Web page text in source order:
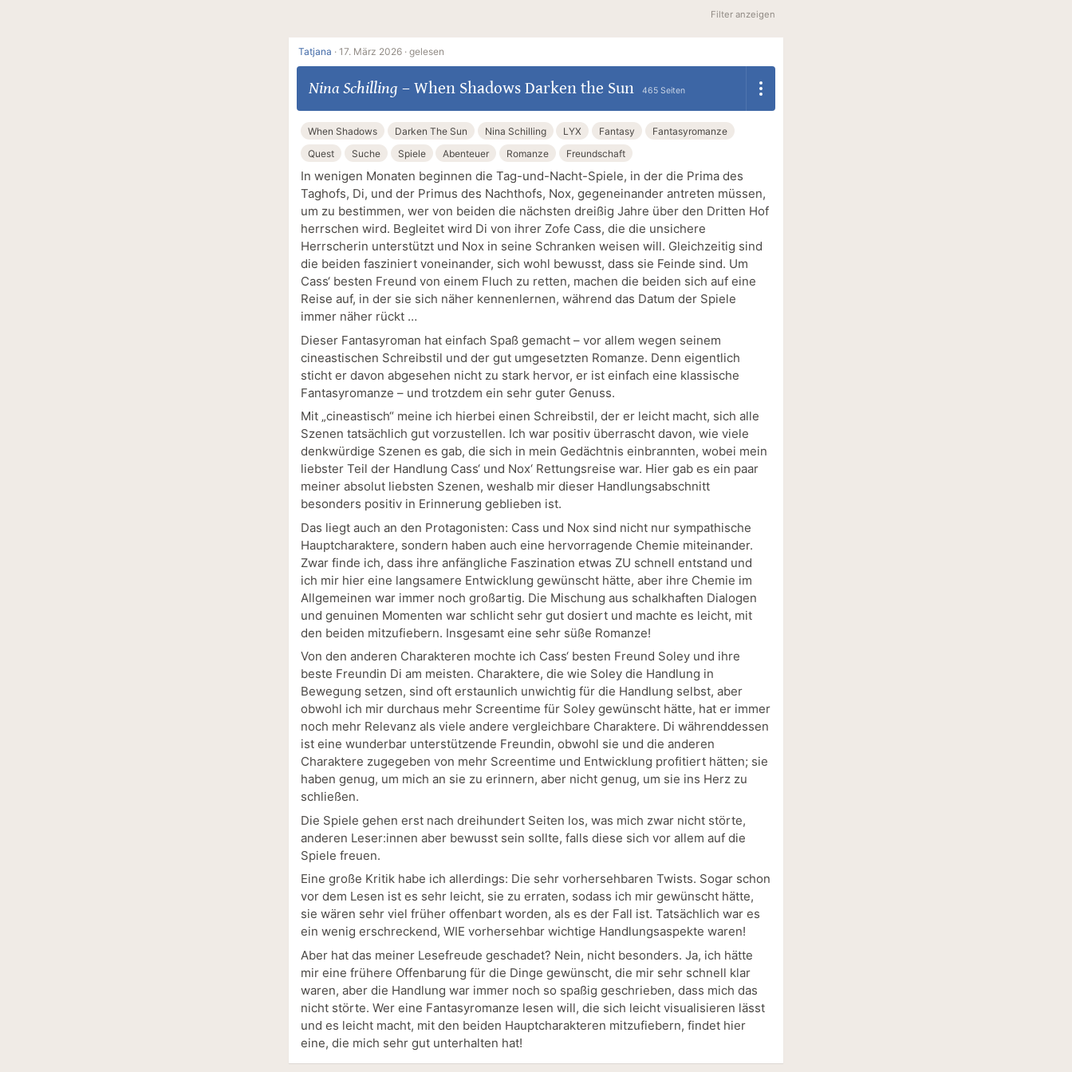
Filter anzeigen
Tatjana · 17. März 2026 · gelesen
Nina Schilling – When Shadows Darken the Sun 465 Seiten
When Shadows Darken The Sun Nina Schilling LYX Fantasy
Fantasyromanze
Quest
Suche Spiele Abenteuer Romanze Freundschaft
In wenigen Monaten beginnen die Tag-und-Nacht-Spiele, in der die Prima des
Taghofs, Di, und der Primus des Nachthofs, Nox, gegeneinander antreten müssen,
um zu bestimmen, wer von beiden die nächsten dreißig Jahre über den Dritten Hof
herrschen wird. Begleitet wird Di von ihrer Zofe Cass, die die unsichere
Herrscherin unterstützt und Nox in seine Schranken weisen will. Gleichzeitig sind
die beiden fasziniert voneinander, sich wohl bewusst, dass sie Feinde sind. Um
Cass‘ besten Freund von einem Fluch zu retten, machen die beiden sich auf eine
Reise auf, in der sie sich näher kennenlernen, während das Datum der Spiele
immer näher rückt …
Dieser Fantasyroman hat einfach Spaß gemacht – vor allem wegen seinem
cineastischen Schreibstil und der gut umgesetzten Romanze. Denn eigentlich
sticht er davon abgesehen nicht zu stark hervor, er ist einfach eine klassische
Fantasyromanze – und trotzdem ein sehr guter Genuss.
Mit „cineastisch“ meine ich hierbei einen Schreibstil, der er leicht macht, sich alle
Szenen tatsächlich gut vorzustellen. Ich war positiv überrascht davon, wie viele
denkwürdige Szenen es gab, die sich in mein Gedächtnis einbrannten, wobei mein
liebster Teil der Handlung Cass‘ und Nox‘ Rettungsreise war. Hier gab es ein paar
meiner absolut liebsten Szenen, weshalb mir dieser Handlungsabschnitt
besonders positiv in Erinnerung geblieben ist.
Das liegt auch an den Protagonisten: Cass und Nox sind nicht nur sympathische
Hauptcharaktere, sondern haben auch eine hervorragende Chemie miteinander.
Zwar finde ich, dass ihre anfängliche Faszination etwas ZU schnell entstand und
ich mir hier eine langsamere Entwicklung gewünscht hätte, aber ihre Chemie im
Allgemeinen war immer noch großartig. Die Mischung aus schalkhaften Dialogen
und genuinen Momenten war schlicht sehr gut dosiert und machte es leicht, mit
den beiden mitzufiebern. Insgesamt eine sehr süße Romanze!
Von den anderen Charakteren mochte ich Cass‘ besten Freund Soley und ihre
beste Freundin Di am meisten. Charaktere, die wie Soley die Handlung in
Bewegung setzen, sind oft erstaunlich unwichtig für die Handlung selbst, aber
obwohl ich mir durchaus mehr Screentime für Soley gewünscht hätte, hat er immer
noch mehr Relevanz als viele andere vergleichbare Charaktere. Di währenddessen
ist eine wunderbar unterstützende Freundin, obwohl sie und die anderen
Charaktere zugegeben von mehr Screentime und Entwicklung profitiert hätten; sie
haben genug, um mich an sie zu erinnern, aber nicht genug, um sie ins Herz zu
schließen.
Die Spiele gehen erst nach dreihundert Seiten los, was mich zwar nicht störte,
anderen Leser:innen aber bewusst sein sollte, falls diese sich vor allem auf die
Spiele freuen.
Eine große Kritik habe ich allerdings: Die sehr vorhersehbaren Twists. Sogar schon
vor dem Lesen ist es sehr leicht, sie zu erraten, sodass ich mir gewünscht hätte,
sie wären sehr viel früher offenbart worden, als es der Fall ist. Tatsächlich war es
ein wenig erschreckend, WIE vorhersehbar wichtige Handlungsaspekte waren!
Aber hat das meiner Lesefreude geschadet? Nein, nicht besonders. Ja, ich hätte
mir eine frühere Offenbarung für die Dinge gewünscht, die mir sehr schnell klar
waren, aber die Handlung war immer noch so spaßig geschrieben, dass mich das
nicht störte. Wer eine Fantasyromanze lesen will, die sich leicht visualisieren lässt
und es leicht macht, mit den beiden Hauptcharakteren mitzufiebern, findet hier
eine, die mich sehr gut unterhalten hat!